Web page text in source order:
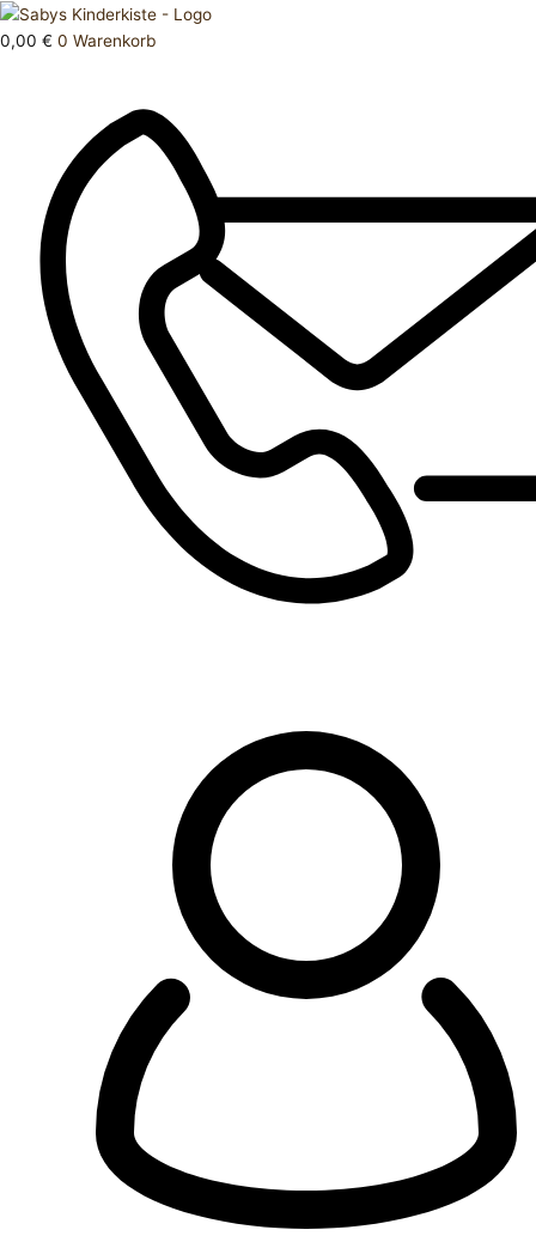
Zum
Inhalt
0,00 € 0 Warenkorb
Products
search
Shirt
Menge